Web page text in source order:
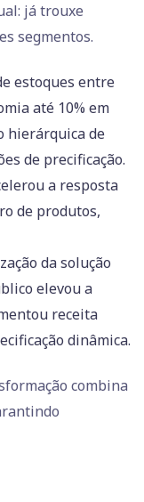
já trouxe
segmentos.
estoques entre
até 10% em
hierárquica de
de precificação.
a resposta
de produtos,
da solução
elevou a
receita
dinâmica.
combina